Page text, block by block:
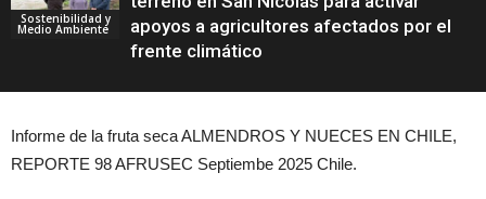
Sostenibilidad y
Medio Ambiente
apoyos a agricultores afectados por el
frente climático
Informe de la fruta seca ALMENDROS Y NUECES EN CHILE,
REPORTE 98 AFRUSEC Septiembe 2025 Chile.